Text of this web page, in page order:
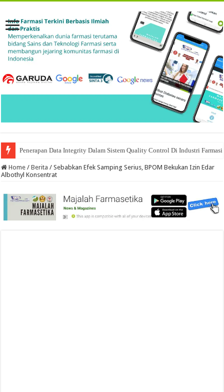
Penerapan Data Integrity Dalam Sistem Quality Control Di Industri Farmasi
Home / Berita / Sebabkan Efek Samping Serius, BPOM Bekukan Izin Edar
Albothyl Konsentrat